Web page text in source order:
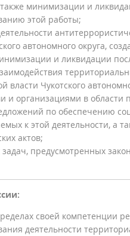
минимизации и
этой работы;
автономного округа,
и ликвидации
власти Чукотского
и организациями в области
по обеспечению
к этой деятельности, а
актов;
предусмотренных
своей компетенции
деятельности